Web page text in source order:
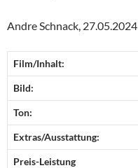
Andre Schnack, 27.05.2024
Film/Inhalt:
Bild:
Ton:
Extras/Ausstattung:
Preis-Leistung